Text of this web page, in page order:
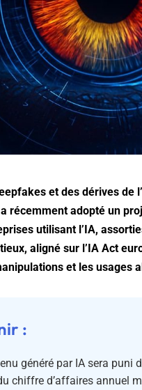
et des dérives de
récemment adopté un
utilisant l’IA,
aligné sur l’IA Act
et les usages
:
généré par IA sera puni
chiffre d’affaires annuel